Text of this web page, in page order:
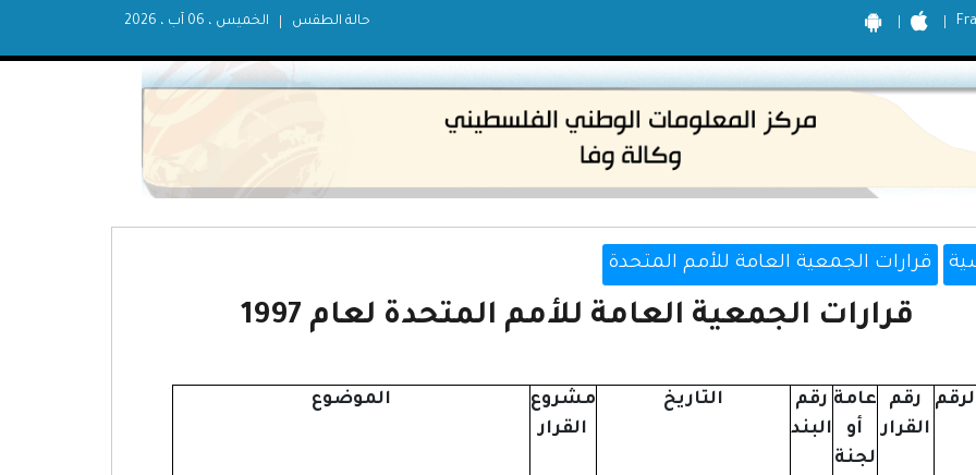
الخميس ، 06 آب ، 2026 حالة الطقس
قرارات الجمعية العامة للأمم المتحدة
قرارات الجمعية العامة للأمم المتحدة لعام 1997
رقم
القرار
عامة
أو
لجنة
رقم
البند
التاريخ
مشروع
القرار
الموضوع